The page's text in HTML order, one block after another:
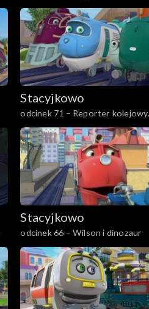
Nawigator
Stacyjkowo
odcinek 71 – Reporter kolejowy
Wilson
Stacyjkowo
odcinek 66 – Wilson i dinozaur